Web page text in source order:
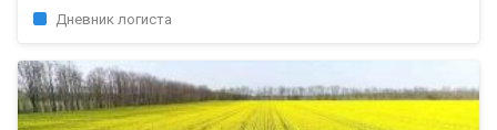
Дневник логиста